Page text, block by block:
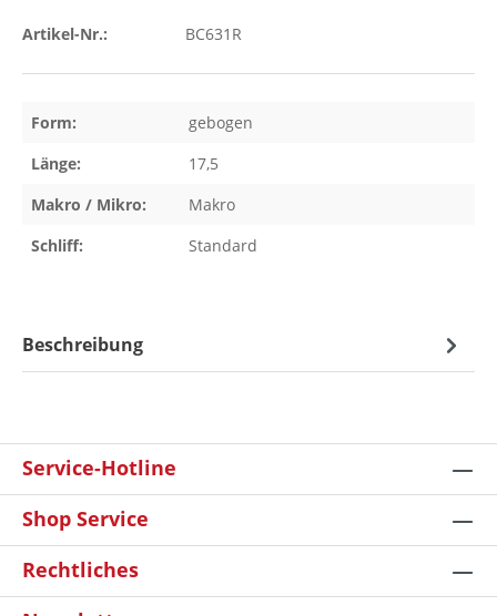
Artikel-Nr.: BC631R
Form:
gebogen
Länge:
17,5
Makro / Mikro:
Makro
Schliff:
Standard
Beschreibung
Service-Hotline
Shop Service
Rechtliches